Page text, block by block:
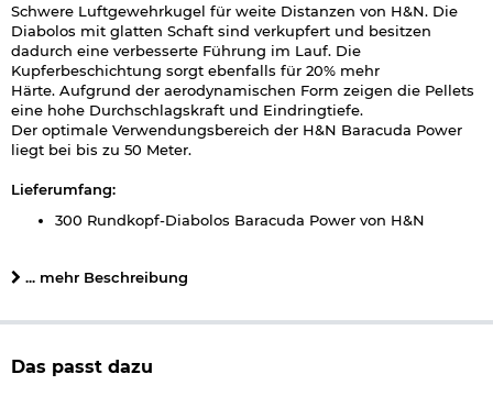
Schwere Luftgewehrkugel für weite Distanzen von H&N. Die
Diabolos mit glatten Schaft sind verkupfert und besitzen
dadurch eine verbesserte Führung im Lauf. Die
Kupferbeschichtung sorgt ebenfalls für 20% mehr
Härte. Aufgrund der aerodynamischen Form zeigen die Pellets
eine hohe Durchschlagskraft und Eindringtiefe.
Der optimale Verwendungsbereich der H&N Baracuda Power
liegt bei bis zu 50 Meter.
Lieferumfang:
300 Rundkopf-Diabolos Baracuda Power von H&N
Details zu H&N Rundkopf-Diabolos Baracuda Power 4,5mm:
Gewicht pro Diabolo: ca. 0,69 g / 10.65 gr.
verkupfert
... mehr Beschreibung
Das passt dazu